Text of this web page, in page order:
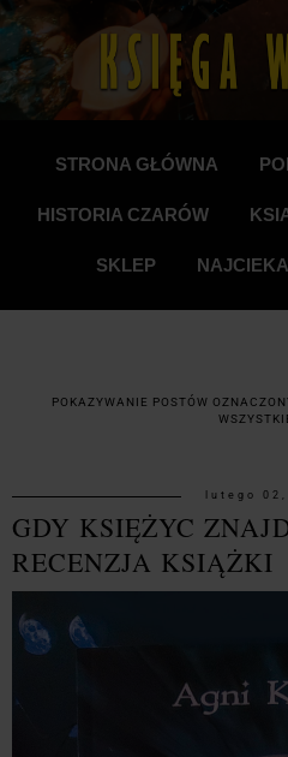
STRONA GŁÓWNA
HISTORIA CZARÓW
SKLEP
POKAZYWANIE POSTÓW
lutego 02,
GDY KSIĘŻYC
RECENZJA KSIĄŻKI